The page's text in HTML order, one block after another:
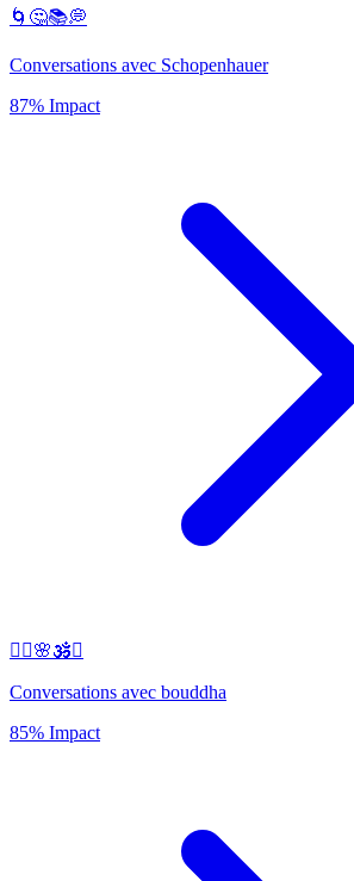
🌀🤔📚💭
Conversations avec Schopenhauer
87% Impact
🧘‍♂️🌸🕉️✨
Conversations avec bouddha
85% Impact